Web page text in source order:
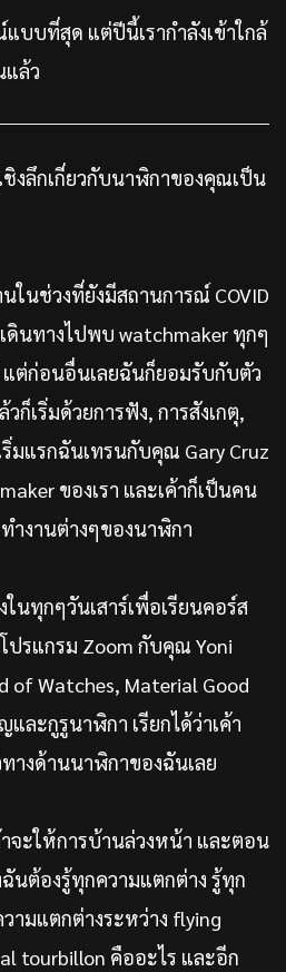
บบที่สุด แต่ปีนี้เรากำลังเข้าใกล้
แล้ว
ชิงลึกเกี่ยวกับนาฬิกาของคุณเป็น
นในช่วงที่ยังมีสถานการณ์ COVID
ดินทางไปพบ watchmaker ทุกๆ
ต่ก่อนอื่นเลยฉันก็ยอมรับกับตัว
ก็เริ่มด้วยการฟัง, การสังเกตุ,
มแรกฉันเทรนกับคุณ Gary Cruz
ของเรา และเค้าก็เป็นคน
ำงานต่างๆของนาฬิกา
ในทุกๆวันเสาร์เพื่อเรียนคอร์ส
ปรแกรม Zoom กับคุณ Yoni
of Watches, Material Good
และกูรูนาฬิกา เรียกได้ว่าเค้า
างด้านนาฬิกาของฉันเลย
าจะให้การบ้านล่วงหน้า และตอน
นต้องรู้ทุกความแตกต่าง รู้ทุก
ามแตกต่างระหว่าง flying
tourbillon คืออะไร และอีก